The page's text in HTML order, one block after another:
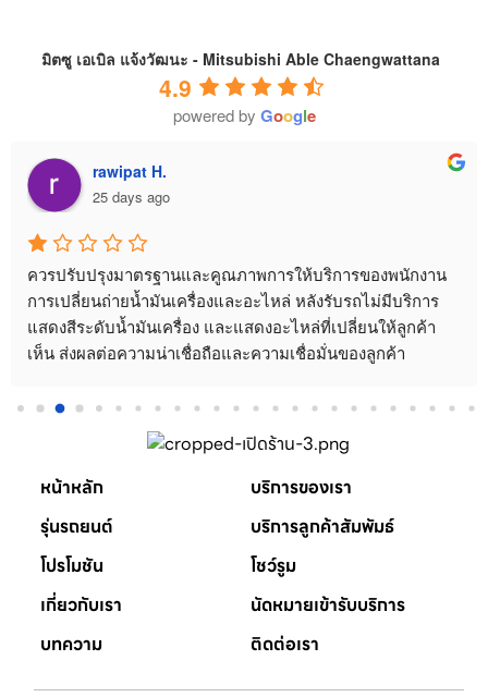
มิตซู เอเบิล​​ แจ้งวัฒนะ​ - Mitsubishi Able Chaengwattana
4.9
powered by Google
rawipat H.
25 days ago
ควรปรับปรุงมาตรฐานและคูณภาพการให้บริการของพนักงาน
การเปลี่ยนถ่ายน้ำมันเครื่องและอะไหล่ หลังรับรถไม่มีบริการ
แสดงสีระดับน้ำมันเครื่อง และแสดงอะไหล่ที่เปลี่ยนให้ลูกค้า
เห็น ส่งผลต่อความน่าเชื่อถือและความเชื่อมั่นของลูกค้า
หน้าหลัก
รุ่นรถยนต์
โปรโมชัน
เกี่ยวกับเรา
บทความ
บริการของเรา
บริการลูกค้าสัมพัมธ์
โชว์รูม
นัดหมายเข้ารับบริการ
ติดต่อเรา